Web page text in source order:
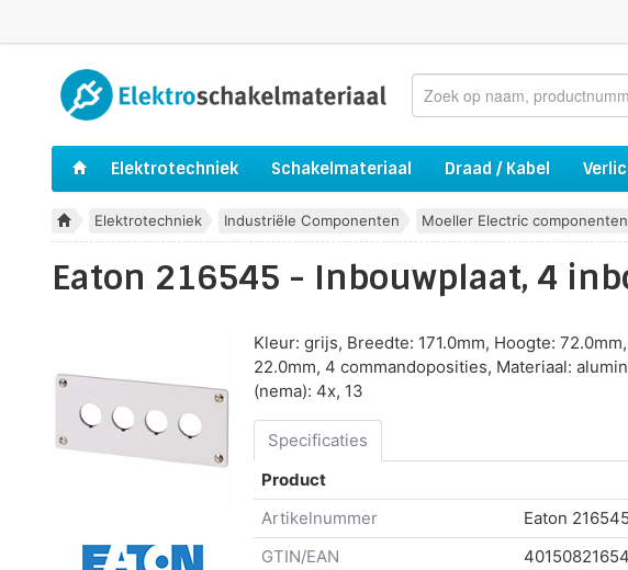
Elektrotechniek Schakelmateriaal Draad / Kabel
Elektrotechniek Industriële Componenten Moeller Electric componenten
Eaton 216545 - Inbouwplaat, 4
Kleur: grijs, Breedte: 171.0mm, Hoogte:
22.0mm, 4 commandoposities, Materiaal:
(nema): 4x, 13
Specificaties
Product
Artikelnummer
Eaton 216545
GTIN/EAN